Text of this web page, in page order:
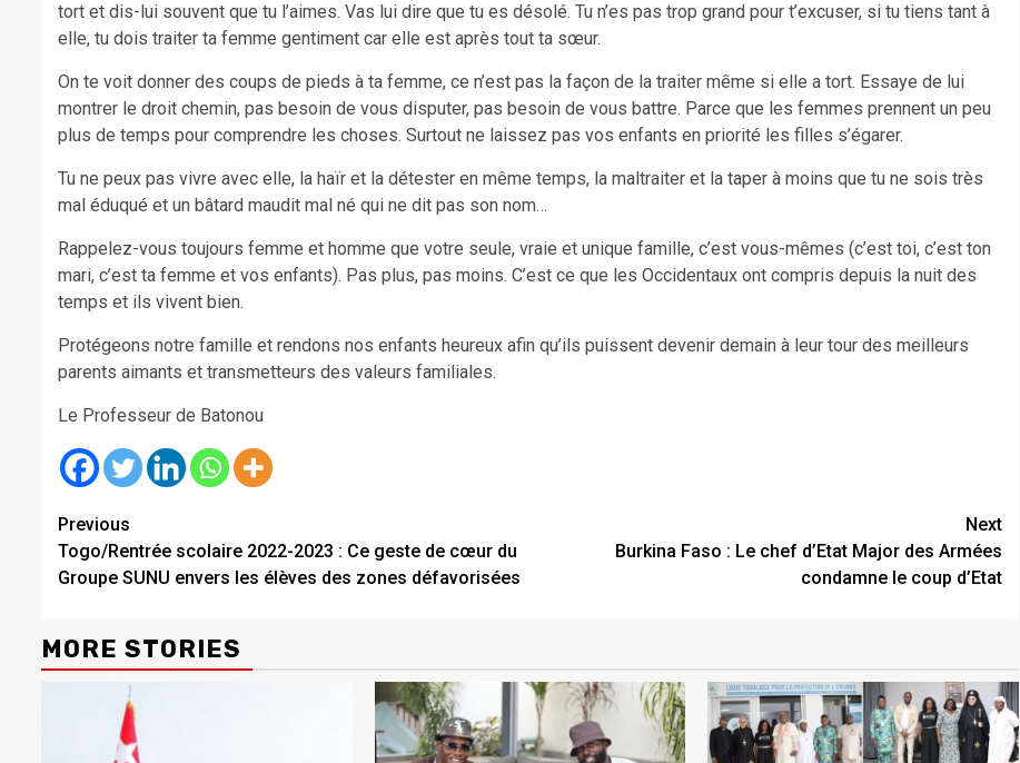
tort et dis-lui souvent que tu l’aimes. Vas lui dire que tu es désolé. Tu n’es pas trop grand pour t’excuser, si tu tiens tant à
elle, tu dois traiter ta femme gentiment car elle est après tout ta sœur.
On te voit donner des coups de pieds à ta femme, ce n’est pas la façon de la traiter même si elle a tort. Essaye de lui
montrer le droit chemin, pas besoin de vous disputer, pas besoin de vous battre. Parce que les femmes prennent un peu
plus de temps pour comprendre les choses. Surtout ne laissez pas vos enfants en priorité les filles s’égarer.
Tu ne peux pas vivre avec elle, la haïr et la détester en même temps, la maltraiter et la taper à moins que tu ne sois très
mal éduqué et un bâtard maudit mal né qui ne dit pas son nom…
Rappelez-vous toujours femme et homme que votre seule, vraie et unique famille, c’est vous-mêmes (c’est toi, c’est ton
mari, c’est ta femme et vos enfants). Pas plus, pas moins. C’est ce que les Occidentaux ont compris depuis la nuit des
temps et ils vivent bien.
Protégeons notre famille et rendons nos enfants heureux afin qu’ils puissent devenir demain à leur tour des meilleurs
parents aimants et transmetteurs des valeurs familiales.
Le Professeur de Batonou
Continue
Reading
Previous
Togo/Rentrée scolaire 2022-2023 : Ce geste de cœur du
Groupe SUNU envers les élèves des zones défavorisées
Next
Burkina Faso : Le chef d’Etat Major des Armées
condamne le coup d’Etat
MORE STORIES